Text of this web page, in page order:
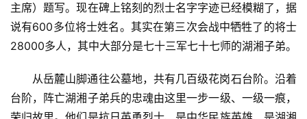
主席）题写。现在碑上铭刻的烈士名字字迹已经模糊了，据
说有600多位将士姓名。其实在第三次会战中牺牲了的将士
28000多人，其中大部分是七十三军七十七师的湖湘子弟。
从岳麓山脚通往公墓地，共有几百级花岗石台阶。沿着
台阶，阵亡湖湘子弟兵的忠魂由这里一步一级、一级一痕，